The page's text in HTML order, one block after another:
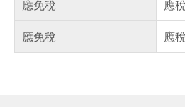
應免稅
應稅
應免稅
應稅